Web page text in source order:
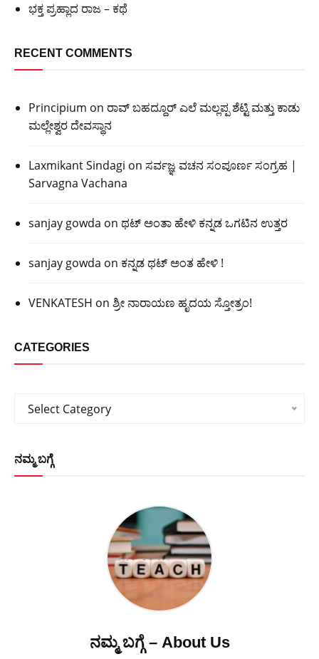
ಭಕ್ತ ಪ್ರಹ್ಲಾದ ರಾಜ – ಕಥೆ
RECENT COMMENTS
Principium on ರಾವ್ ಬಹದ್ದೂರ್ ಎಲೆ ಮಲ್ಲಪ್ಪ ಶೆಟ್ಟಿ ಮತ್ತು ಕಾಡು
ಮಲ್ಲೇಶ್ವರ ದೇವಸ್ಥಾನ
Laxmikant Sindagi on ಸರ್ವಜ್ಞ ವಚನ ಸಂಪೂರ್ಣ ಸಂಗ್ರಹ |
Sarvagna Vachana
sanjay gowda on ಥಟ್ ಅಂತಾ ಹೇಳಿ ಕನ್ನಡ ಒಗಟಿನ ಉತ್ತರ
sanjay gowda on ಕನ್ನಡ ಥಟ್ ಅಂತ ಹೇಳಿ !
VENKATESH on ಶ್ರೀ ನಾರಾಯಣ ಹೃದಯ ಸ್ತೋತ್ರಂ!
CATEGORIES
Categories
Select Category
ನಮ್ಮ ಬಗ್ಗೆ
ನಮ್ಮ ಬಗ್ಗೆ – About Us